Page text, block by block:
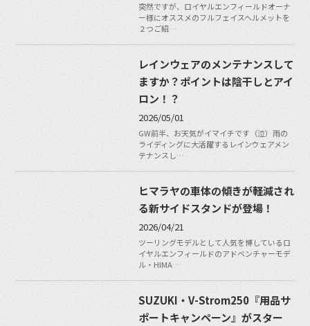
突然ですが、ロイヤルエンフィールドオーナ
ー様にオススメのフルフェイスヘルメットを
２つご紹…
レインウェアのメンテナンスして
ますか？ポイントは陰干しとアイ
ロン！？
2026/05/01
GW前半、お天気がイマイチです（泣）雨の
ライディングに大活躍するレインウェアメン
テナンスし…
ヒマラヤの車体の傾きが軽減され
る新サイドスタンドが登場！
2026/04/21
ツーリングモデルとして人気を博しているロ
イヤルエンフィールドのアドベンチャーモデ
ル・HIMA…
SUZUKI・V-Strom250『用品サ
ポートキャンペーン』がスター